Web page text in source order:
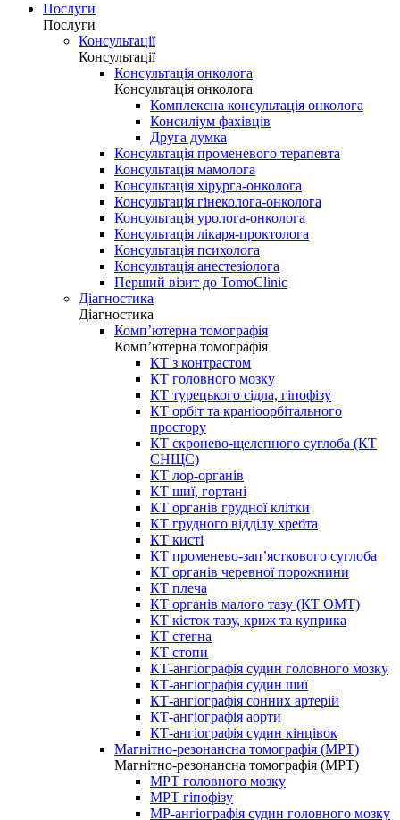
Послуги
Послуги
Консультації
Консультації
Консультація онколога
Консультація онколога
Комплексна консультація онколога
Консиліум фахівців
Друга думка
Консультація променевого терапевта
Консультація мамолога
Консультація хірурга-онколога
Консультація гінеколога-онколога
Консультація уролога-онколога
Консультація лікаря-проктолога
Консультація психолога
Консультація анестезіолога
Перший візит до TomoClinic
Діагностика
Діагностика
Комп’ютерна томографія
Комп’ютерна томографія
КТ з контрастом
КТ головного мозку
КТ турецького сідла, гіпофізу
КТ орбіт та краніоорбітального
простору
КТ скронево-щелепного суглоба (КТ
СНЩС)
КТ лор-органів
КТ шиї, гортані
КТ органів грудної клітки
КТ грудного відділу хребта
КТ кисті
КТ променево-зап’ясткового суглоба
КТ органів черевної порожнини
КТ плеча
КТ органів малого тазу (КТ ОМТ)
КТ кісток тазу, криж та куприка
КТ стегна
КТ стопи
КТ-ангіографія судин головного мозку
КТ-ангіографія судин шиї
КТ-ангіографія сонних артерій
КТ-ангіографія аорти
КТ-ангіографія судин кінцівок
Магнітно-резонансна томографія (МРТ)
Магнітно-резонансна томографія (МРТ)
МРТ головного мозку
МРТ гіпофізу
МР-ангіографія судин головного мозку